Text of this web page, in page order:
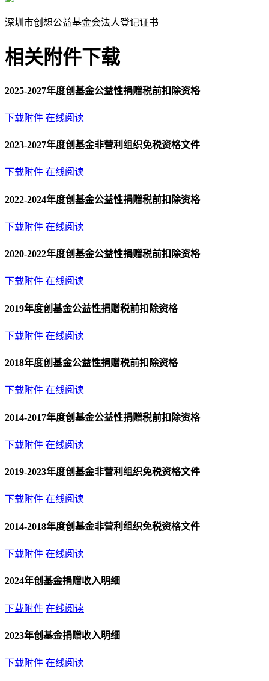
深圳市创想公益基金会法人登记证书
相关附件下载
2025-2027年度创基金公益性捐赠税前扣除资格
下载附件 在线阅读
2023-2027年度创基金非营利组织免税资格文件
下载附件 在线阅读
2022-2024年度创基金公益性捐赠税前扣除资格
下载附件 在线阅读
2020-2022年度创基金公益性捐赠税前扣除资格
下载附件 在线阅读
2019年度创基金公益性捐赠税前扣除资格
下载附件 在线阅读
2018年度创基金公益性捐赠税前扣除资格
下载附件 在线阅读
2014-2017年度创基金公益性捐赠税前扣除资格
下载附件 在线阅读
2019-2023年度创基金非营利组织免税资格文件
下载附件 在线阅读
2014-2018年度创基金非营利组织免税资格文件
下载附件 在线阅读
2024年创基金捐赠收入明细
下载附件 在线阅读
2023年创基金捐赠收入明细
下载附件 在线阅读